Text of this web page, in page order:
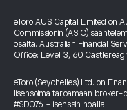
eToro AUS Capital Limited on
Commissionin (ASIC)
osalta. Australian Financial
Office: Level 3, 60
eToro (Seychelles) Ltd. on
lisensoima tarjoamaan
#SD076 -lisenssin nojalla